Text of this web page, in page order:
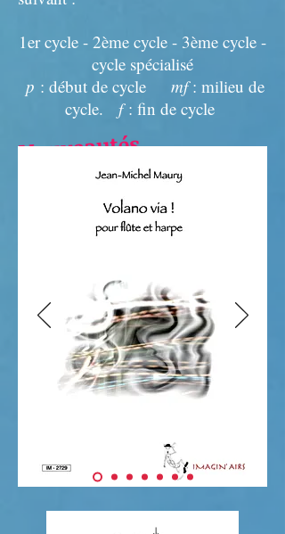
1er cycle - 2ème cycle - 3ème cycle -
cycle spécialisé
p : début de cycle mf: milieu de
cycle. f: fin de cycle
Nouveautés